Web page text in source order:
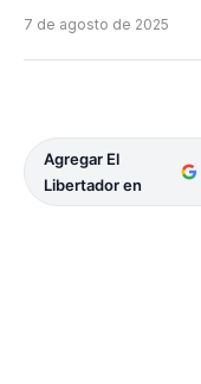
7 de agosto de 2025
Agregar El
Libertador en